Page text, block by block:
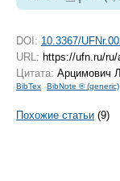
DOI: 10.3367/
URL: https://ufn.ru/
Цитата: Арцимович
BibTex BibNote ® (generic)
Похожие статьи (9)